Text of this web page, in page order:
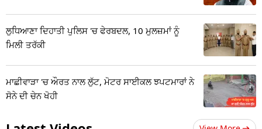
ਲੁਧਿਆਣਾ ਦਿਹਾਤੀ ਪੁਲਿਸ 'ਚ ਫੇਰਬਦਲ, 10 ਮੁਲਜ਼ਮਾਂ ਨੂੰ
ਮਿਲੀ ਤਰੱਕੀ
ਮਾਛੀਵਾੜਾ 'ਚ ਔਰਤ ਨਾਲ ਲੁੱਟ, ਮੋਟਰ ਸਾਈਕਲ ਝਪਟਮਾਰਾਂ ਨੇ
ਸੋਨੇ ਦੀ ਚੇਨ ਖੋਹੀ